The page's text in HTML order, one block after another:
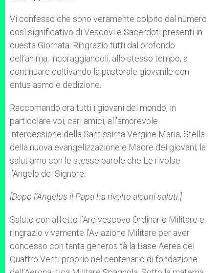
Vi confesso che sono veramente colpito dal numero
così significativo di Vescovi e Sacerdoti presenti in
questa Giornata. Ringrazio tutti dal profondo
dell’anima, incoraggiandoli, allo stesso tempo, a
continuare coltivando la pastorale giovanile con
entusiasmo e dedizione.
Raccomando ora tutti i giovani del mondo, in
particolare voi, cari amici, all’amorevole
intercessione della Santissima Vergine Maria, Stella
della nuova evangelizzazione e Madre dei giovani; la
salutiamo con le stesse parole che Le rivolse
l’Angelo del Signore.
[Dopo l’Angelus il Papa ha rivolto alcuni saluti:]
Saluto con affetto l’Arcivescovo Ordinario Militare e
ringrazio vivamente l’Aviazione Militare per aver
concesso con tanta generosità la Base Aerea dei
Quattro Venti proprio nel centenario di fondazione